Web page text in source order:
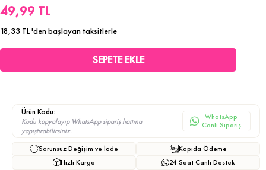
49,99 TL
18,33 TL'den başlayan taksitlerle
Ürün Kodu:
Kodu kopyalayıp WhatsApp sipariş hattına
yapıştırabilirsiniz.
WhatsApp
Canlı Sipariş
Sorunsuz Değişim ve İade
Hızlı Kargo
Kapıda Ödeme
24 Saat Canlı Destek